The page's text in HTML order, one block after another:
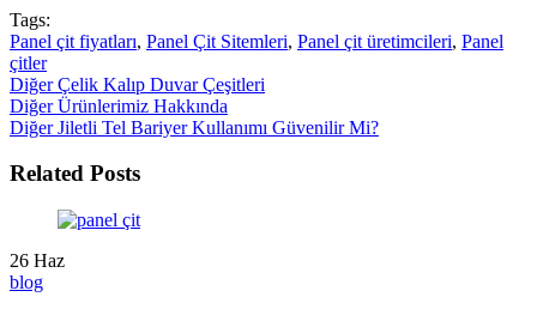
Tags:
Panel çit fiyatları, Panel Çit Sitemleri, Panel çit üretimcileri, Panel
çitler
Diğer Çelik Kalıp Duvar Çeşitleri
Diğer Ürünlerimiz Hakkında
Diğer Jiletli Tel Bariyer Kullanımı Güvenilir Mi?
Related Posts
26 Haz
blog